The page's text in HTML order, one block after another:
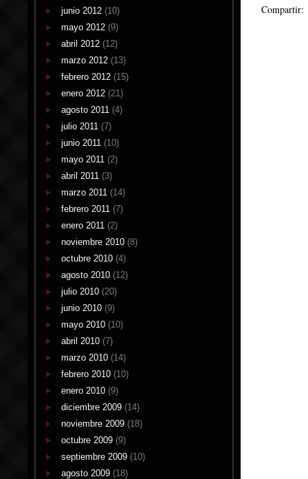
junio 2012 (10)
mayo 2012 (9)
abril 2012 (12)
marzo 2012 (13)
febrero 2012 (15)
enero 2012 (21)
agosto 2011 (4)
julio 2011 (7)
junio 2011 (10)
mayo 2011 (2)
abril 2011 (3)
marzo 2011 (14)
febrero 2011 (7)
enero 2011 (2)
noviembre 2010 (8)
octubre 2010 (4)
agosto 2010 (12)
julio 2010 (20)
junio 2010 (9)
mayo 2010 (10)
abril 2010 (7)
marzo 2010 (14)
febrero 2010 (10)
enero 2010 (9)
diciembre 2009 (14)
noviembre 2009 (18)
octubre 2009 (9)
septiembre 2009 (10)
agosto 2009 (18)
Compartir: